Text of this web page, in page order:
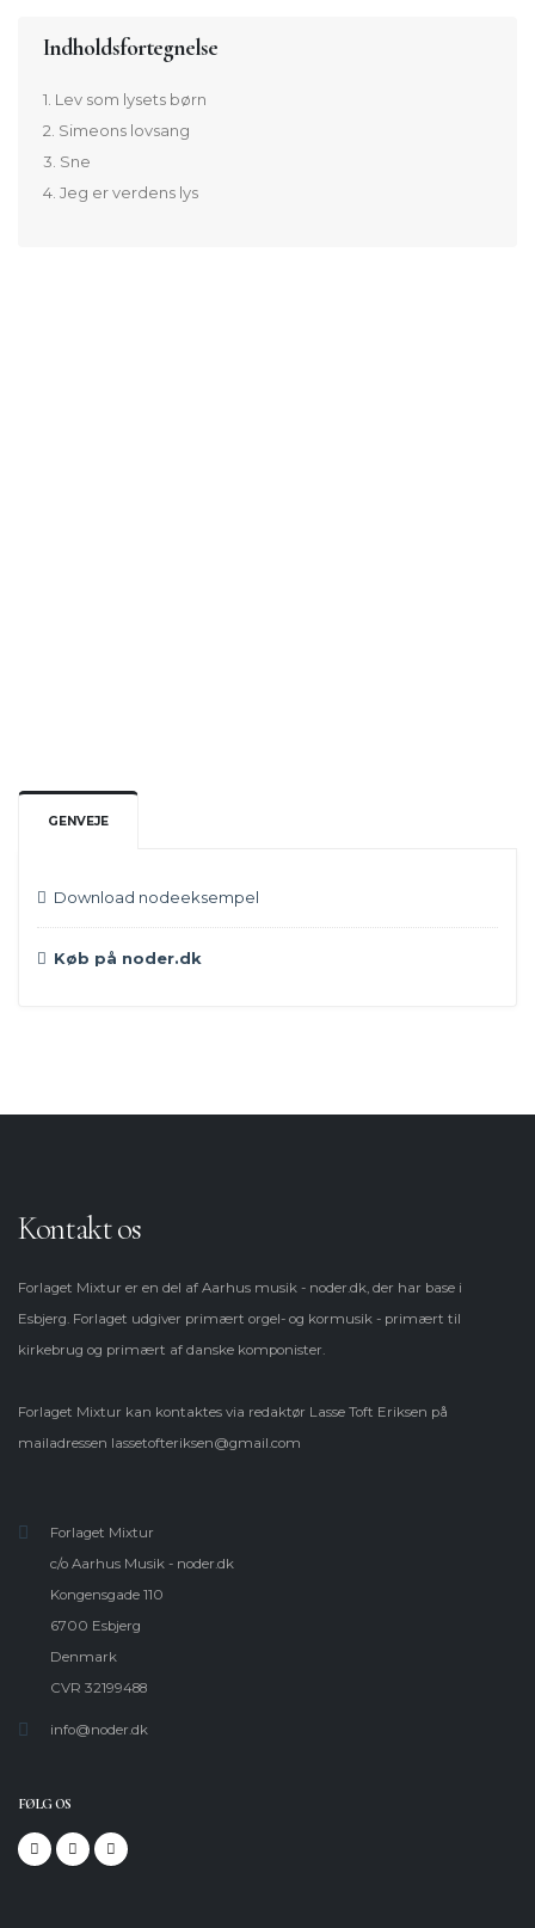
GENVEJE
Download nodeeksempel
Køb på noder.dk
Indholdsfortegnelse
1. Lev som lysets børn
2. Simeons lovsang
3. Sne
4. Jeg er verdens lys
Kontakt os
Forlaget Mixtur er en del af Aarhus musik - noder.dk, der har base i
Esbjerg. Forlaget udgiver primært orgel- og kormusik - primært til
kirkebrug og primært af danske komponister.
Forlaget Mixtur kan kontaktes via redaktør Lasse Toft Eriksen på
mailadressen lassetofteriksen@gmail.com
Forlaget Mixtur
c/o Aarhus Musik - noder.dk
Kongensgade 110
6700 Esbjerg
Denmark
CVR 32199488
info@noder.dk
FØLG OS